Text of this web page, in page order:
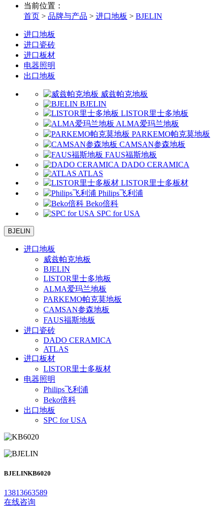
当前位置：
首页 > 品牌与产品 > 进口地板 > BJELIN
进口地板
进口瓷砖
进口板材
电器照明
出口地板
威兹帕克地板
BJELIN
LISTOR里士多地板
ALMA爱玛兰地板
PARKEMO帕克莫地板
CAMSAN参森地板
FAUS福斯地板
DADO CERAMICA
ATLAS
LISTOR里士多板材
Philips飞利浦
Beko倍科
SPC for USA
BJELIN
进口地板
威兹帕克地板
BJELIN
LISTOR里士多地板
ALMA爱玛兰地板
PARKEMO帕克莫地板
CAMSAN参森地板
FAUS福斯地板
进口瓷砖
DADO CERAMICA
ATLAS
进口板材
LISTOR里士多板材
电器照明
Philips飞利浦
Beko倍科
出口地板
SPC for USA
BJELINKB6020
13813663589
在线咨询